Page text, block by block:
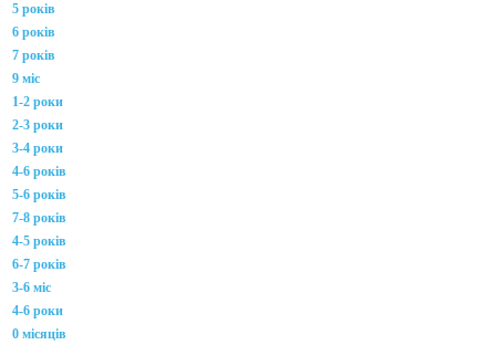
5 років
6 років
7 років
9 міс
1-2 роки
2-3 роки
3-4 роки
4-6 років
5-6 років
7-8 років
4-5 років
6-7 років
3-6 міс
4-6 роки
0 місяців